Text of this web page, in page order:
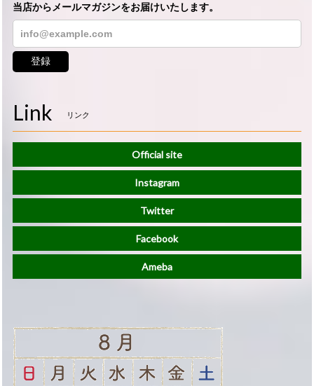
当店からメールマガジンをお届けいたします。
登録
Link リンク
Official site
Instagram
Twitter
Facebook
Ameba